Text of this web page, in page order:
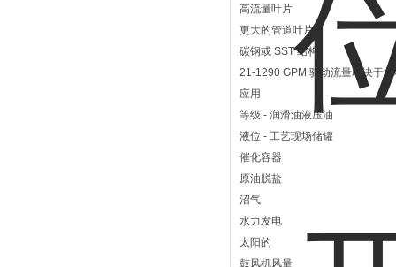
高流量叶片
更大的管道叶片
碳钢或 SST 结构。
21-1290 GPM 驱动流量取决于
应用
等级 - 润滑油液压油
液位 - 工艺现场储罐
催化容器
原油脱盐
沼气
水力发电
太阳的
鼓风机风量